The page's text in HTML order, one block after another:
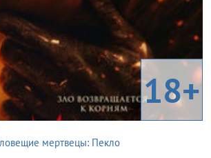
18+
мертвецы: Пекло